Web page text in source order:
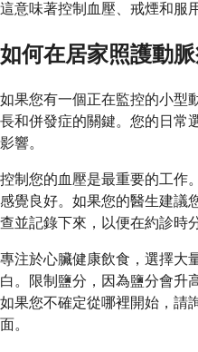
這意味著控制血壓、戒煙和服
如何在居家照護動脈
如果您有一個正在監控的小型
長和併發症的關鍵。您的日常
影響。
控制您的血壓是最重要的工作
感覺良好。如果您的醫生建議
查並記錄下來，以便在約診時
專注於心臟健康飲食，選擇大
白。限制鹽分，因為鹽分會升
如果您不確定從哪裡開始，請
面。